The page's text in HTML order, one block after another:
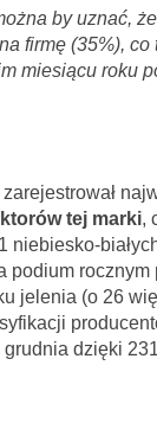
by uznać,
firmę (35%), co
miesiącu roku
tej marki,
niebiesko-
rocznym
jelenia (o 26
dzięki 231